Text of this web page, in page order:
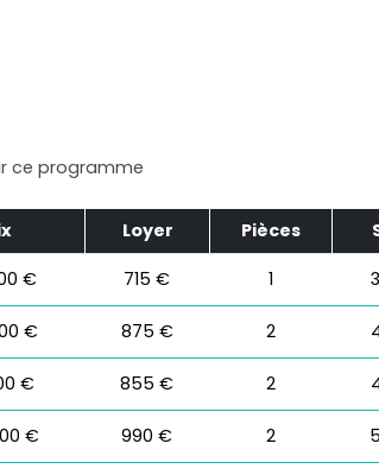
ce programme
Loyer Pièces
€ 715 € 1
€ 875 € 2
€ 855 € 2
€ 990 € 2